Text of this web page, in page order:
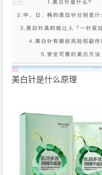
美白针是什么原理